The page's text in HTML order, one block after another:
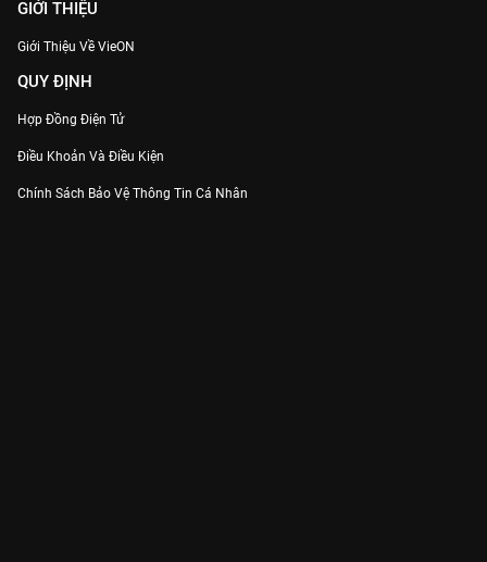
GIỚI THIỆU
Giới Thiệu Về VieON
QUY ĐỊNH
Hợp Đồng Điện Tử
Điều Khoản Và Điều Kiện
Chính Sách Bảo Vệ Thông Tin Cá Nhân